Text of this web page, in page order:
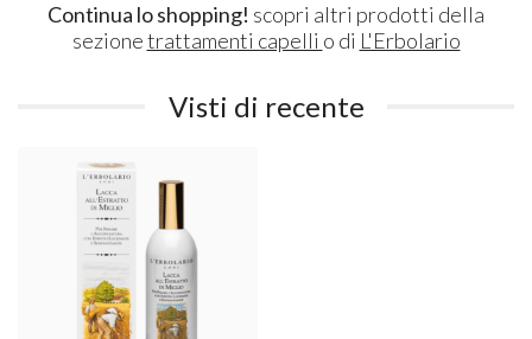
Continua lo shopping! scopri altri prodotti della
sezionetrattamenti capelli o di L'Erbolario
Visti di recente